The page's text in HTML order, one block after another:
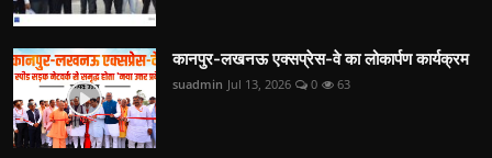
कानपुर-लखनऊ एक्सप्रेस-वे का लोकार्पण कार्यक्रम
suadmin Jul 13, 2026 0 63